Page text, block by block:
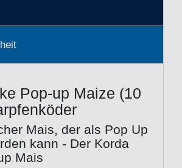
Pop-up Maize (10
Mais, der als Pop Up
kann - Der Korda
Mais